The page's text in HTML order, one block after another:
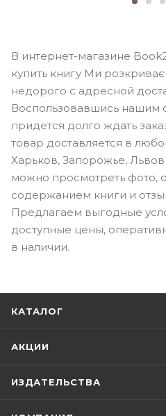
В интернет-магазине
купить книгу Ми
недорого с адресной
Воспользовавшись нашим
придется долго ждать
товар доставляется в
Харьков, Запорожье,
можно просмотреть фото,
содержанием книги и
Предлагаем выгодные
доступные цены,
в наличии.
КАТАЛОГ
АКЦИИ
ИЗДАТЕЛЬСТВА